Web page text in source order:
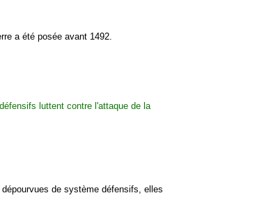
a été posée avant 1492.
de système défensifs, elles